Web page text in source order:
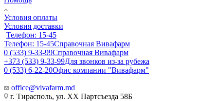
Условия оплаты
Условия доставки
Телефон: 15-45
Телефон: 15-45Справочная Вивафарм
0 (533) 9-33-99Справочная Вивафарм
+373 (533) 9-33-99Для звонков из-за рубежа
0 (533) 6-22-20Офис компании "Вивафарм"
office@vivafarm.md
г. Тирасполь, ул. ХХ Партсъезда 58Б